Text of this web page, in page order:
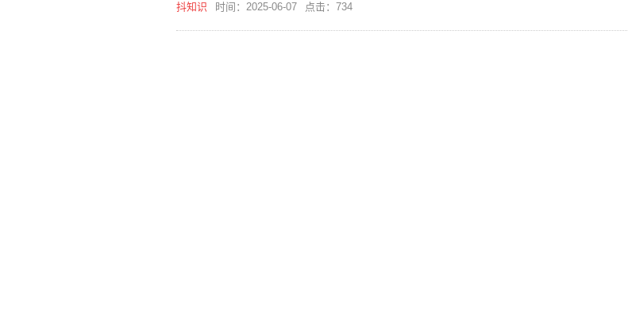
抖知识 时间：2025-06-07 点击：734